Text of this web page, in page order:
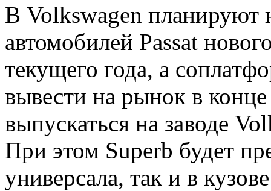
В Volkswagen планируют
автомобилей Passat
текущего года, а
вывести на рынок в
выпускаться на заводе
При этом Superb будет
универсала, так и в